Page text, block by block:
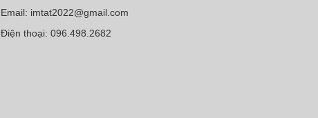
Email: imtat2022@gmail.com
Điện thoại: 096.498.2682